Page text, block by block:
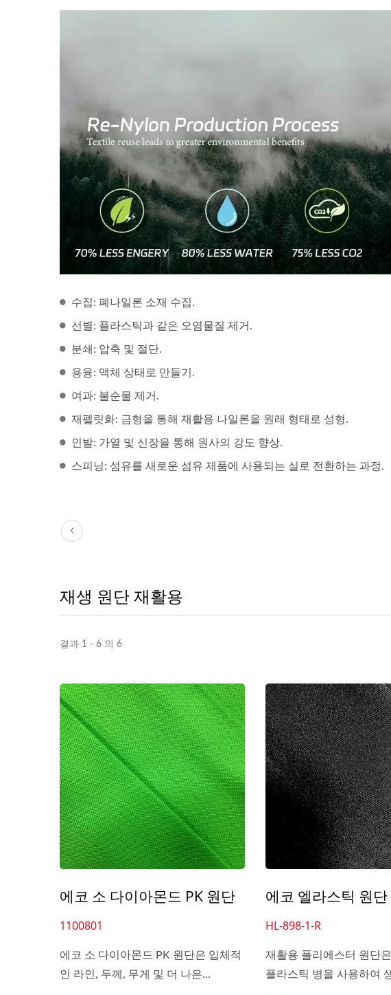
수집: 폐나일론 소재 수집.
선별: 플라스틱과 같은 오염물질 제거.
분쇄: 압축 및 절단.
용융: 액체 상태로 만들기.
여과: 불순물 제거.
재펠릿화: 금형을 통해 재활용 나일론을 원래 형태로 성형.
인발: 가열 및 신장을 통해 원사의 강도 향상.
스피닝: 섬유를 새로운 섬유 제품에 사용되는 실로 전환하는 과정.
재생 원단 재활용
결과 1 - 6 의 6
에코 소 다이아몬드 PK 원단
1100801
에코 소 다이아몬드 PK 원단은 입체적
인 라인, 두께, 무게 및 더 나은...
에코 엘라스틱 원단
HL-898-1-R
재활용 폴리에스터 원단
플라스틱 병을 사용하여
폴리우레탄 섬유